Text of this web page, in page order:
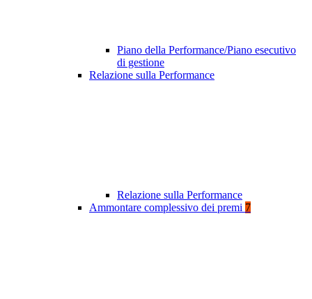
Piano della Performance/Piano esecutivo
di gestione
Relazione sulla Performance
Relazione sulla Performance
Ammontare complessivo dei premi 7